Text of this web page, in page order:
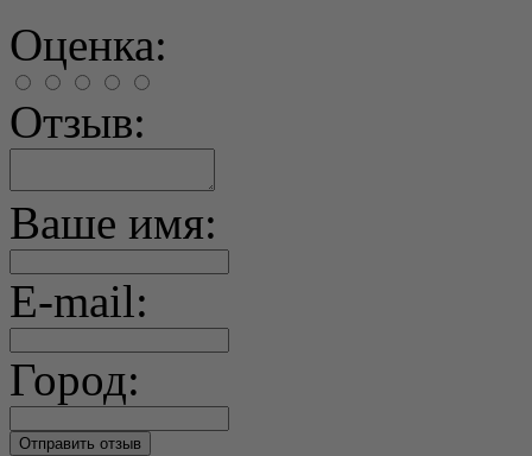
Оценка:
Отзыв:
Ваше имя:
E-mail:
Город: